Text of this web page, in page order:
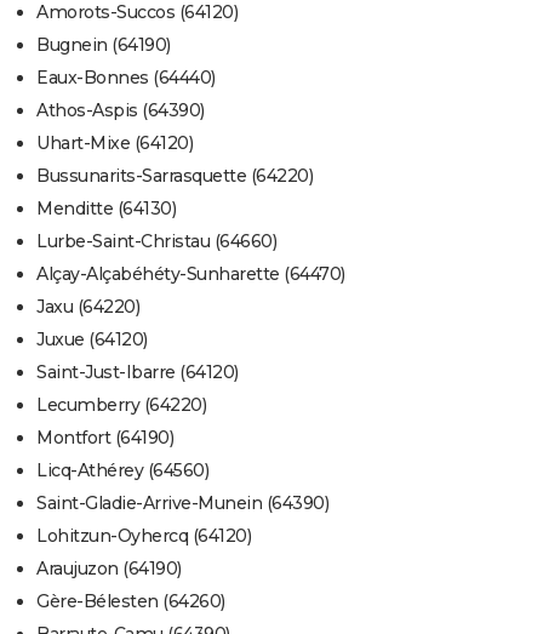
Amorots-Succos (64120)
Bugnein (64190)
Eaux-Bonnes (64440)
Athos-Aspis (64390)
Uhart-Mixe (64120)
Bussunarits-Sarrasquette (64220)
Menditte (64130)
Lurbe-Saint-Christau (64660)
Alçay-Alçabéhéty-Sunharette (64470)
Jaxu (64220)
Juxue (64120)
Saint-Just-Ibarre (64120)
Lecumberry (64220)
Montfort (64190)
Licq-Athérey (64560)
Saint-Gladie-Arrive-Munein (64390)
Lohitzun-Oyhercq (64120)
Araujuzon (64190)
Gère-Bélesten (64260)